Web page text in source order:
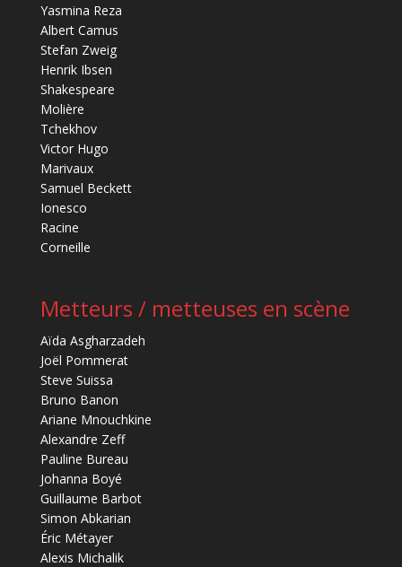
Yasmina Reza
Albert Camus
Stefan Zweig
Henrik Ibsen
Shakespeare
Molière
Tchekhov
Victor Hugo
Marivaux
Samuel Beckett
Ionesco
Racine
Corneille
Metteurs / metteuses en scène
Aïda Asgharzadeh
Joël Pommerat
Steve Suissa
Bruno Banon
Ariane Mnouchkine
Alexandre Zeff
Pauline Bureau
Johanna Boyé
Guillaume Barbot
Simon Abkarian
Éric Métayer
Alexis Michalik